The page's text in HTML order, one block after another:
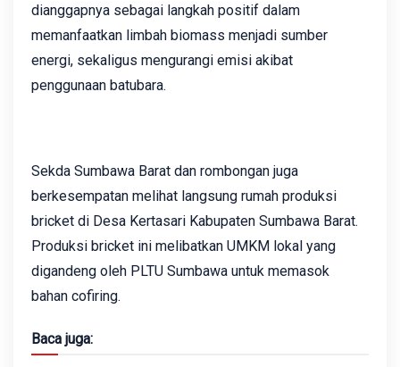
dianggapnya sebagai langkah positif dalam
memanfaatkan limbah biomass menjadi sumber
energi, sekaligus mengurangi emisi akibat
penggunaan batubara.
Sekda Sumbawa Barat dan rombongan juga
berkesempatan melihat langsung rumah produksi
bricket di Desa Kertasari Kabupaten Sumbawa Barat.
Produksi bricket ini melibatkan UMKM lokal yang
digandeng oleh PLTU Sumbawa untuk memasok
bahan cofiring.
Baca juga: